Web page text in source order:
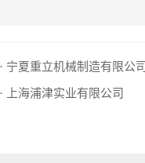
· 宁夏重立机械制造有限公司
· 上海浦津实业有限公司